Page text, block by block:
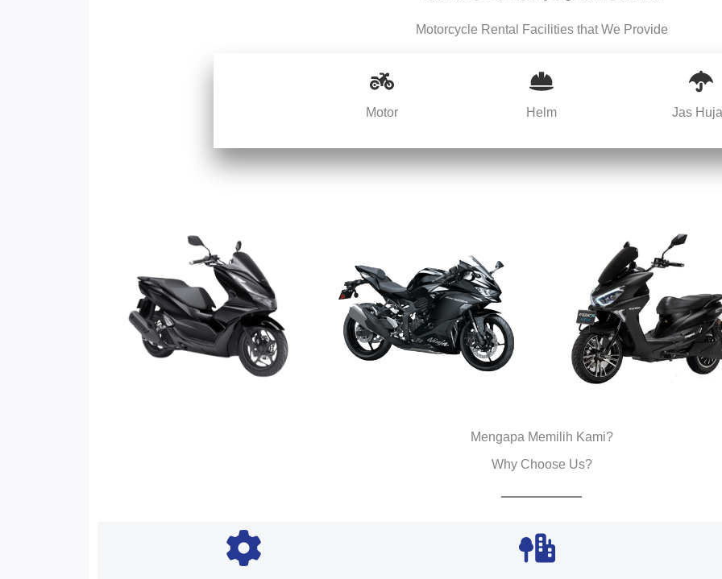
Motorcycle Rental Facilities that We Provide
Motor Helm Jas
Mengapa Memilih Kami?
Why Choose Us?